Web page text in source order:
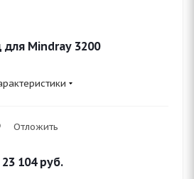
Mindray 3200
Отложить
23 104руб.